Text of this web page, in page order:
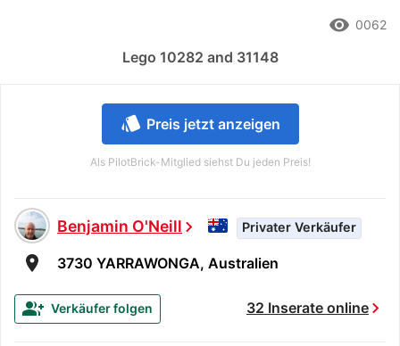
style Preis jetzt anzeigen
Als PilotBrick-Mitglied siehst Du jeden Preis!
Benjamin O'Neillchevron_right Privater Verkäufer
room 3730 YARRAWONGA, Australien
32 Inserate onlinechevron_right
group_add Verkäufer folgen
remove_red_eye 0062
Lego 10282 and 31148